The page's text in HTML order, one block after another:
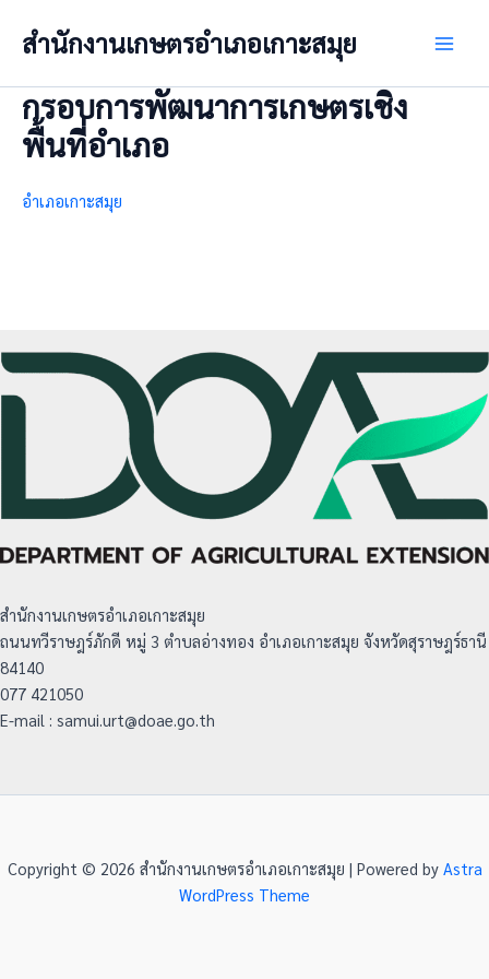
สำนักงานเกษตรอำเภอเกาะสมุย
กรอบการพัฒนาการเกษตรเชิง
พื้นที่อำเภอ
อำเภอเกาะสมุย
สำนักงานเกษตรอำเภอเกาะสมุย
ถนนทวีราษฎร์ภักดี หมู่ 3 ตำบลอ่างทอง อำเภอเกาะสมุย จังหวัดสุราษฎร์ธานี
84140
077 421050
E-mail : samui.urt@doae.go.th
Copyright © 2026 สำนักงานเกษตรอำเภอเกาะสมุย | Powered by Astra
WordPress Theme